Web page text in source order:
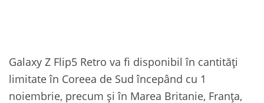
Galaxy Z Flip5 Retro va fi disponibil în cantități
limitate în Coreea de Sud începând cu 1
noiembrie, precum și în Marea Britanie, Franța,